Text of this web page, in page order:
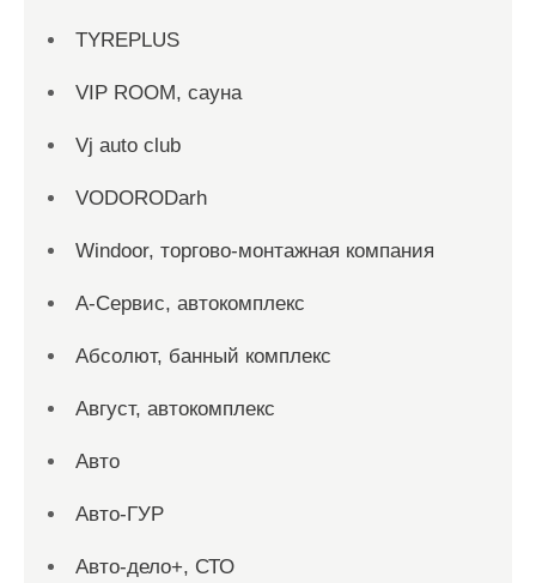
TYREPLUS
VIP ROOM, сауна
Vj auto club
VODORODarh
Windoor, торгово-монтажная компания
А-Сервис, автокомплекс
Абсолют, банный комплекс
Август, автокомплекс
Авто
Авто-ГУР
Авто-дело+, СТО